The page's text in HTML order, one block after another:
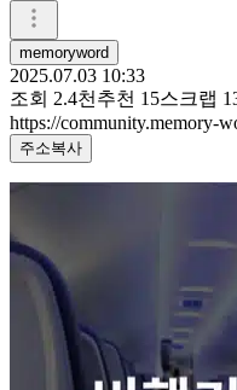
memoryword
2025.07.03 10:33
조회 2.4천 추천 15스크랩
https://community.memory-
주소복사